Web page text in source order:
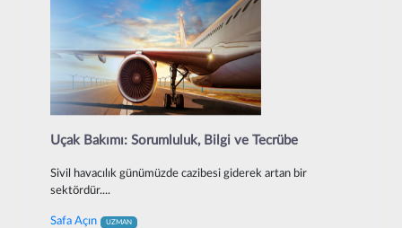
Uçak Bakımı: Sorumluluk, Bilgi ve Tecrübe
Sivil havacılık günümüzde cazibesi giderek artan bir
sektördür....
Safa Açın UZMAN